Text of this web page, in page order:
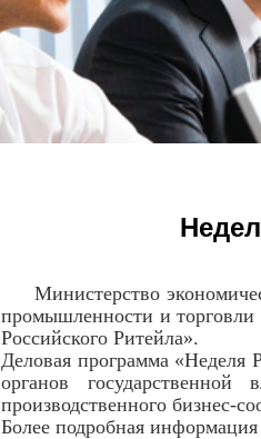
Министерство
промышленности и торговли
Российского Ритейла».
Деловая программа «Неделя
органов
производственного бизнес-
Более подробная